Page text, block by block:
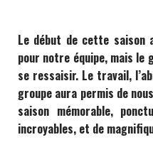
Le début de cette saison
pour notre équipe, mais le
se ressaisir. Le travail,
groupe aura permis de
saison mémorable,
incroyables, et de